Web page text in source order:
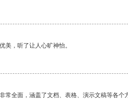
美，听了让人心旷神怡。
常全面，涵盖了文档、表格、演示文稿等各个